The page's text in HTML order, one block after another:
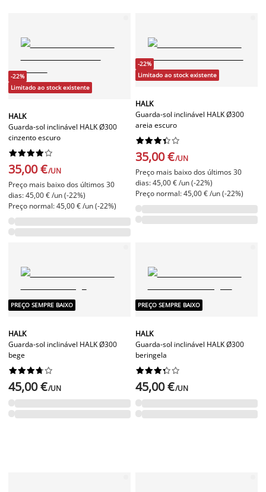
-22%
Limitado ao stock existente
HALK
Guarda-sol inclinável HALK Ø300
cinzento escuro






35,00 €/UN
Preço mais baixo dos últimos 30
dias: 45,00 € /un (-22%)
Preço normal: 45,00 € /un (-22%)
-22%
Limitado ao stock existente
HALK
Guarda-sol inclinável HALK Ø300
areia escuro






35,00 €/UN
Preço mais baixo dos últimos 30
dias: 45,00 € /un (-22%)
Preço normal: 45,00 € /un (-22%)
PREÇO SEMPRE BAIXO
HALK
Guarda-sol inclinável HALK Ø300
bege






45,00 €/UN
PREÇO SEMPRE BAIXO
HALK
Guarda-sol inclinável HALK Ø300
beringela






45,00 €/UN